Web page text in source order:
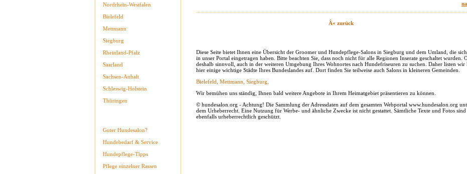
Nordrhein-Westfalen
Bielefeld
Mettmann
Siegburg
Rheinland-Pfalz
Saarland
Sachsen-Anhalt
Schleswig-Holstein
Thüringen
Guter Hundesalon?
Hundebedarf & Service
Hundepflege-Tipps
Pflege einzelner Rassen
Â« zurück
Diese Seite bietet Ihnen eine Übersicht der Groomer und Hundepflege-Salons in Siegburg und dem Umland, die
in unser Portal eingetragen haben. Bitte beachten Sie, dass noch nicht für alle Regionen Inserate geschaltet wurden.
deshalb sinnvoll, auch in der weiteren Umgebung Ihres Wohnortes nach Hundefriseuren zu suchen. Daher listen wir
hier einige wichtige Städte Ihres Bundeslandes auf. Dort finden Sie teilweise auch Salons in kleineren Gemeinden.
Bielefeld, Mettmann, Siegburg,
Wir bemühen uns ständig, Ihnen bald weitere Angebote in Ihrem Heimatgebiet präsentieren zu können.
© hundesalon.org - Achtung! Die Sammlung der Adressdaten auf dem gesamten Webportal www.hundesalon.org
dem Urheberrecht. Eine Nutzung für Werbe- und ähnliche Zwecke ist nicht gestattet. Sämtliche Texte und Fotos sind
ebenfalls urheberrechtlich geschützt.